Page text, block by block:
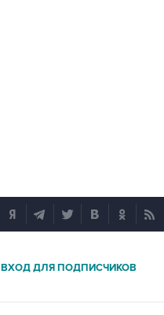
ВХОД ДЛЯ ПОДПИСЧИКОВ